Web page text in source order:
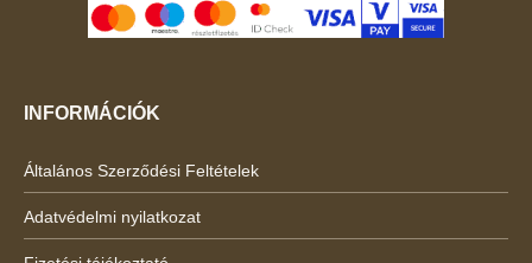
INFORMÁCIÓK
Általános Szerződési Feltételek
Adatvédelmi nyilatkozat